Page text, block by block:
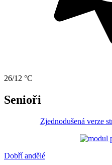
26/12 °C
Senioři
Zjednodušená verze
Dobří andělé